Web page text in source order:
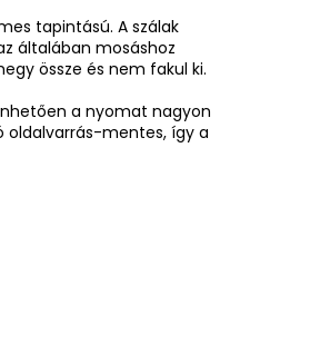
tapintású. A szálak
általában mosáshoz
össze és nem fakul ki.
a nyomat nagyon
oldalvarrás-mentes, így a